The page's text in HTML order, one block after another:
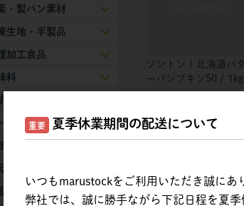
ソントン | 北海道バタ
ーパンプキン50 / 1kg
・製パン素材
生地・半製品
加工食品
料
・紅茶・抹茶
葉物
・膨張剤
剤
重要 夏季休業期間の配送について
いつもmarustockをご利用いただき誠にあ
弊社では、誠に勝手ながら下記日程を夏季